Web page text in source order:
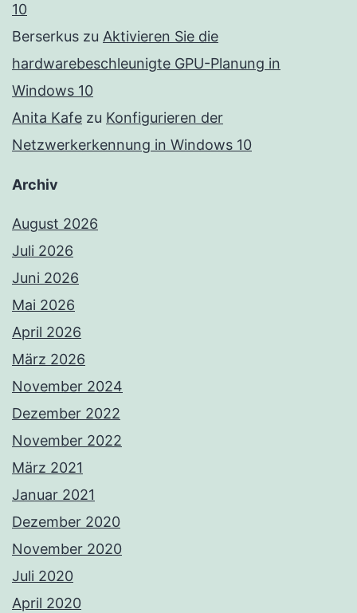
10
Berserkus zu Aktivieren Sie die
hardwarebeschleunigte GPU-Planung in
Windows 10
Anita Kafe zu Konfigurieren der
Netzwerkerkennung in Windows 10
Archiv
August 2026
Juli 2026
Juni 2026
Mai 2026
April 2026
März 2026
November 2024
Dezember 2022
November 2022
März 2021
Januar 2021
Dezember 2020
November 2020
Juli 2020
April 2020